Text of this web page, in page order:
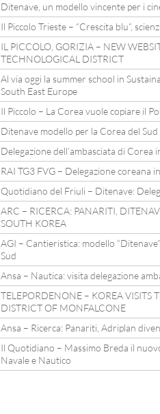
Ditenave, un modello vincente per i
Il Piccolo Trieste – “Crescita blu”,
IL PICCOLO, GORIZIA – NEW
TECHNOLOGICAL DISTRICT
Al via oggi la summer school in
South East Europe
Il Piccolo – La Corea vuole copiare il
Ditenave modello per la Corea del
Delegazione dell’ambasciata di Corea
RAI TG3 FVG – Delegazione coreana
Quotidiano del Friuli – Ditenave:
ARC – RICERCA: PANARITI,
SOUTH KOREA
AGI – Cantieristica: modello
Sud
Ansa – Nautica: visita delegazione
TELEPORDENONE – KOREA VISITS
DISTRICT OF MONFALCONE
Ansa – Ricerca: Panariti, Adriplan
Il Quotidiano – Massimo Breda il
Navale e Nautico